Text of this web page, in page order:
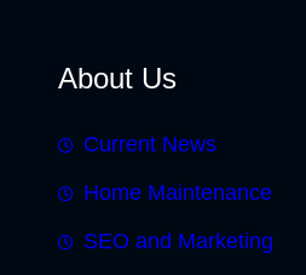
About Us
Current News
Home Maintenance
SEO and Marketing